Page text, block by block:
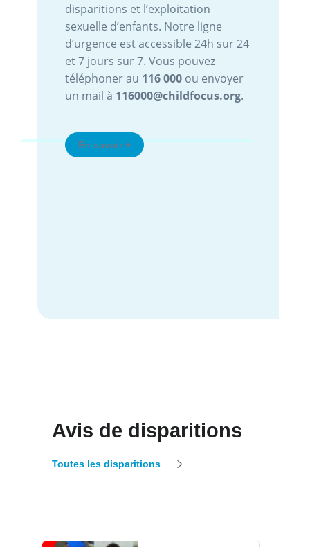
disparitions et l’exploitation
sexuelle d’enfants. Notre ligne
d’urgence est accessible 24h sur 24
et 7 jours sur 7. Vous pouvez
téléphoner au 116 000 ou envoyer
un mail à 116000@childfocus.org.
En savoir +
Avis de disparitions
Toutes les disparitions